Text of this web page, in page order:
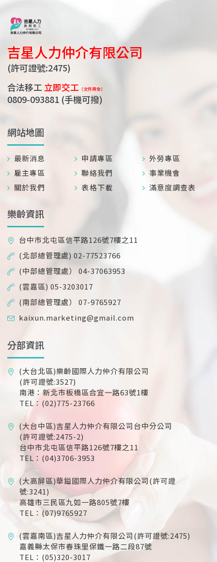
吉星人力仲介有限公司
(許可證號:2475)
合法移工立即交工 （文件齊全）
0809-093881 (手機可撥)
網站地圖
最新消息 申請專區
外勞專區
雇主專區
聯絡我們
事業機會
關於我們
表格下載 滿意度調查表
樂齡資訊
台中市北屯區信平路126號7樓之11
(北部總管理處) 02-77523766
(中部總管理處） 04-37063953
(雲嘉區) 05-3203017
(南部總管理處） 07-9765927
kaixun.marketing@gmail.com
分部資訊
(大台北區)樂齡國際人力仲介有限公司
(許可證號:3527)
南港：新北市板橋區合宜一路63號1樓
TEL：(02)775-23766
(大台中區)吉星人力仲介有限公司台中分公司
(許可證號:2475-2)
台中市北屯區信平路126號7樓之11
TEL：(04)3706-3953
(大高屏區)華鎰國際人力仲介有限公司(許可證
號:3241)
高雄市三民區九如一路805號7樓
TEL：(07)9765927
(雲嘉南區)吉星人力仲介有限公司(許可證號:2475)
嘉義縣太保市春珠里保鐵一路二段87號
TEL：(05)320-3017